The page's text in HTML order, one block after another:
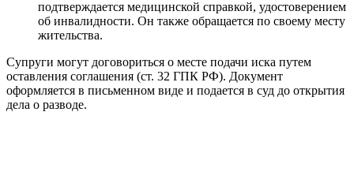
подтверждается медицинской справкой, удостоверением
об инвалидности. Он также обращается по своему месту
жительства.
Супруги могут договориться о месте подачи иска путем
оставления соглашения (ст. 32 ГПК РФ). Документ
оформляется в письменном виде и подается в суд до открытия
дела о разводе.